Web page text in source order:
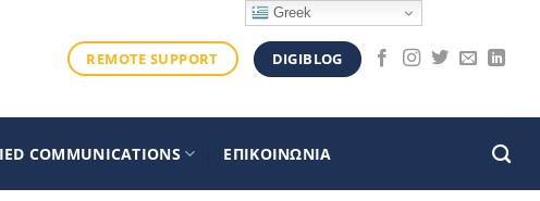
REMOTE SUPPORT DIGIBLOG
COMMUNICATIONS ΕΠΙΚΟΙΝΩΝΙΑ
Greek